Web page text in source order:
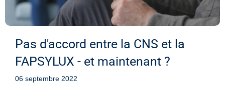
Pas d'accord entre la CNS et la
FAPSYLUX - et maintenant ?
06 septembre 2022